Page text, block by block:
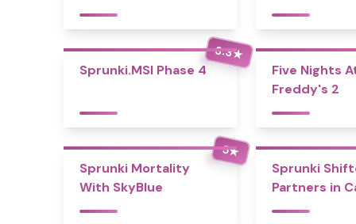
3.3★
Sprunki.MSI Phase 4
Five Nights
Freddy's 2
5★
Sprunki Mortality
With SkyBlue
Sprunki
Partners in